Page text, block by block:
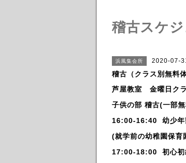
稽古スケ
浜風集会所 2020-07-
稽古（クラス別無料
芦屋教室 金曜日ク
子供の部 稽古(一部無
16:00-16:40 幼少年
(就学前の幼稚園保育
17:00-18:00 初心初